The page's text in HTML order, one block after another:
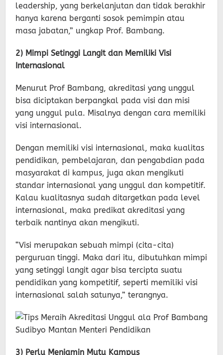
leadership, yang berkelanjutan dan tidak berakhir
hanya karena berganti sosok pemimpin atau
masa jabatan,” ungkap Prof. Bambang.
2) Mimpi Setinggi Langit dan Memiliki Visi
Internasional
Menurut Prof Bambang, akreditasi yang unggul
bisa diciptakan berpangkal pada visi dan misi
yang unggul pula. Misalnya dengan cara memiliki
visi internasional.
Dengan memiliki visi internasional, maka kualitas
pendidikan, pembelajaran, dan pengabdian pada
masyarakat di kampus, juga akan mengikuti
standar internasional yang unggul dan kompetitif.
Kalau kualitasnya sudah ditargetkan pada level
internasional, maka predikat akreditasi yang
terbaik nantinya akan mengikuti.
“Visi merupakan sebuah mimpi (cita-cita)
perguruan tinggi. Maka dari itu, dibutuhkan mimpi
yang setinggi langit agar bisa tercipta suatu
pendidikan yang kompetitif, seperti memiliki visi
internasional salah satunya,” terangnya.
3) Perlu Menjamin Mutu Kampus